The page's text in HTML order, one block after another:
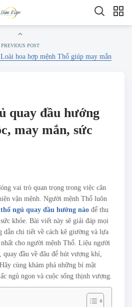
PREVIOUS POST
hoa hợp mệnh Thổ giúp may mắn
quay đầu hướng
may mắn, sức
vai trò quan trọng trong việc cân
vận mệnh. Người mệnh Thổ luôn
ngủ quay đầu hướng nào để thu
khỏe. Bài viết này sẽ giải đáp mọi
dẫn chi tiết về cách kê giường và lựa
cho người mệnh Thổ. Liệu người
quay đầu về đâu để hút vượng khí,
cùng khám phá những bí mật
ngủ ngon và cuộc sống thịnh vượng.